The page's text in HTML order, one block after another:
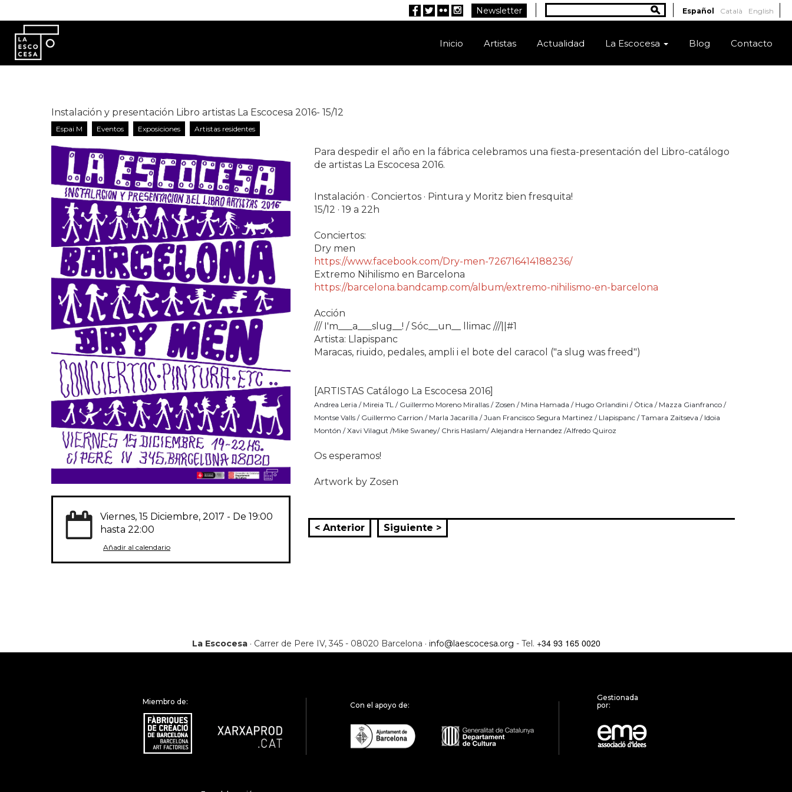
Español Català English
Formulario de búsqueda
Newsletter
Facebook
Twitter
FlickrInstagram
Inicio Artistas Actualidad La Escocesa Blog Contacto
Instalación y presentación Libro artistas La Escocesa 2016- 15/12
Espai M Eventos Exposiciones Artistas residentes
Viernes, 15 Diciembre, 2017 - De 19:00
hasta 22:00
Añadir al calendario
Para despedir el año en la fábrica celebramos una fiesta-presentación del Libro-catálogo
de artistas La Escocesa 2016.
Instalación · Conciertos · Pintura y Moritz bien fresquita!
15/12 · 19 a 22h
Conciertos:
Dry men
https://www.facebook.com/Dry-men-726716414188236/
Extremo Nihilismo en Barcelona
https://barcelona.bandcamp.com/album/extremo-nihilismo-en-barcelona
Acción
/// I'm___a___slug__! / Sóc__un__ llimac ///||#1
Artista: Llapispanc
Maracas, riuido, pedales, ampli i el bote del caracol ("a slug was freed")
[ARTISTAS Catálogo La Escocesa 2016]
Andrea Leria / Mireia TL / Guillermo Moreno Mirallas / Zosen / Mina Hamada / Hugo Orlandini / Òtica / Mazza Gianfranco /
Montse Valls / Guillermo Carrion / Marla Jacarilla / Juan Francisco Segura Martinez / Llapispanc / Tamara Zaitseva / Idoia
Montón / Xavi Vilagut /Mike Swaney/ Chris Haslam/ Alejandra Hernandez /Alfredo Quiroz
Os esperamos!
Artwork by Zosen
< Anterior Siguiente >
La Escocesa· Carrer de Pere IV, 345 - 08020 Barcelona · info@laescocesa.org - Tel. +34 93 165 0020
Miembro de: Con el apoyo de:
Gestionada
por: